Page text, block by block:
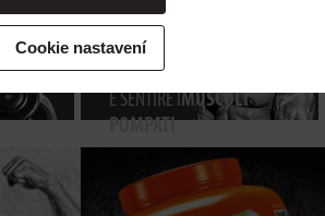
VOGLIO
DURANTE L’ALLENAMENTO
E SENTIRE IMUSCOLI
POMPATI
na e-mailovou adresu extrifit@extrifit.com.
cookies a více o tom, kdo jsme a jak
údaje můžete najít v naší
Cookie nastavení